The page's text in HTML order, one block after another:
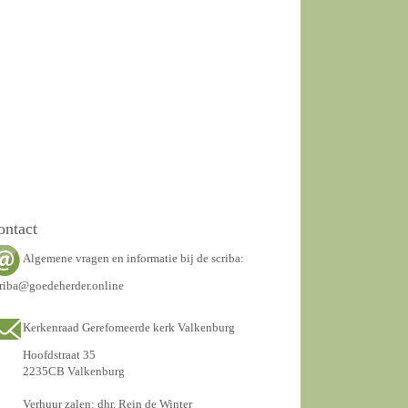
Algemene vragen en informatie bij de scriba:
Kerkenraad Gerefomeerde kerk Valkenburg
Hoofdstraat 35
2235CB Valkenburg
Verhuur zalen: dhr. Rein de Winter